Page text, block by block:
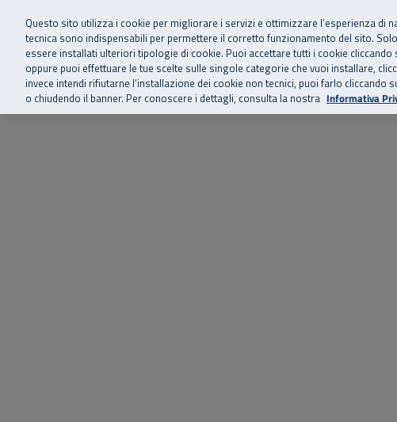
Vai al menu principale
Vai al contenuto principale
Vai al Footer
SuperAbile - il Contact Center Inail per il mondo della disabilità
Home Chi siamo Storie, news ed
Questo sito utilizza i cookie per migliorare i servizi e ottimizzare l’esperienza di
tecnica sono indispensabili per permettere il corretto funzionamento del sito.
essere installati ulteriori tipologie di cookie. Puoi accettare tutti i cookie cliccando
oppure puoi effettuare le tue scelte sulle singole categorie che vuoi installare,
invece intendi rifiutarne l’installazione dei cookie non tecnici, puoi farlo cliccando
o chiudendo il banner. Per conoscere i dettagli, consulta la nostra Informativa